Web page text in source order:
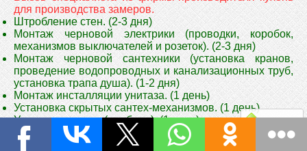
для производства замеров.
Штробление стен. (2-3 дня)
Монтаж черновой электрики (проводки, коробок,
механизмов выключателей и розеток). (2-3 дня)
Монтаж черновой сантехники (установка кранов,
проведение водопроводных и канализационных труб,
установка трапа душа). (1-2 дня)
Монтаж инсталляции унитаза. (1 день)
Установка скрытых сантех-механизмов. (1 день)
Установка ванны (пробная). (1 день)
Установка внешнего (уличного) блока кондиционера и
прокладка трассы до внутреннего блока. (1-2 дня)